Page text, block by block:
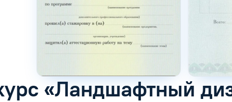
«Ландшафтный